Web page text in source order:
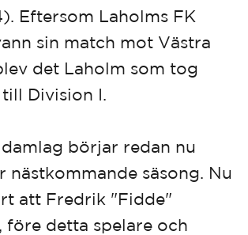
Eftersom Laholms FK
sin match mot Västra
det Laholm som tog
Division I.
damlag börjar redan nu
nästkommande säsong. Nu
att Fredrik "Fidde"
före detta spelare och